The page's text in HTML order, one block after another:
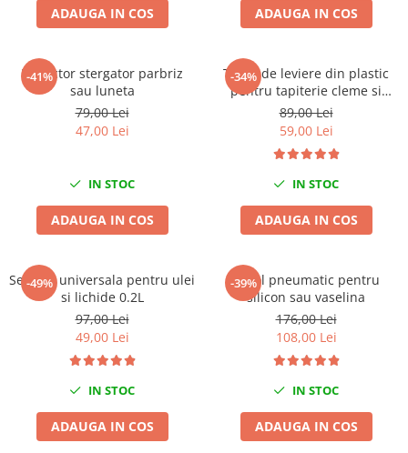
Tig-Wig
Prese pentru arcuri
Redresoare,Roboti Pornire,Cabluri
Chei filtru ulei
Scule Ajutatoare
Scule De Mana si Unelte
Aparate de nituit si capsat
Chei de Forta
Chei Dinamometrice
Ciocane Dalti si Dornuri
ADAUGA IN COS ADAUGA IN COS
-41%
Extractor stergator parbriz
sau luneta
79,00 Lei
47,00 Lei
IN STOC
ADAUGA IN COS
-34%
Trusa de leviere din plastic
pentru tapiterie cleme si
panouri auto 11 piese
89,00 Lei
59,00 Lei
IN STOC
ADAUGA IN COS
-49%
Seringa universala pentru ulei
si lichide 0.2L
97,00 Lei
49,00 Lei
IN STOC
ADAUGA IN COS
-39%
Pistol pneumatic pentru
silicon sau vaselina
176,00 Lei
108,00 Lei
IN STOC
ADAUGA IN COS